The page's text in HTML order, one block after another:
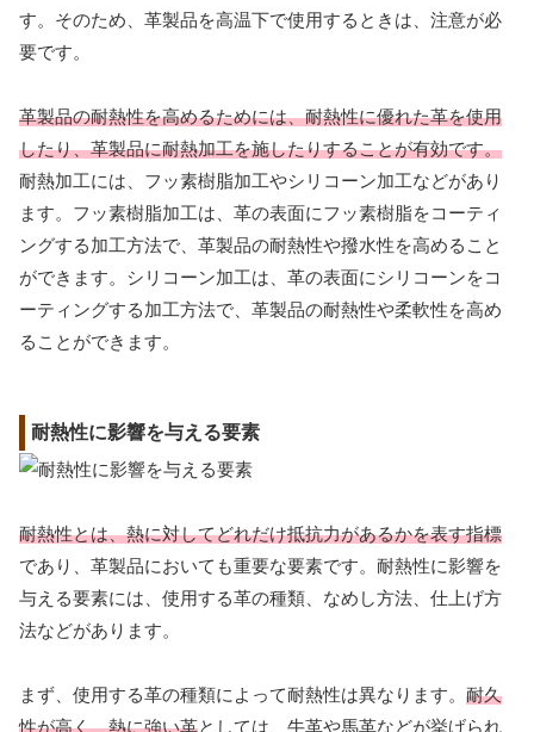
す。そのため、革製品を高温下で使用するときは、注意が必
要です。
革製品の耐熱性を高めるためには、耐熱性に優れた革を使用
したり、革製品に耐熱加工を施したりすることが有効です。
耐熱加工には、フッ素樹脂加工やシリコーン加工などがあり
ます。フッ素樹脂加工は、革の表面にフッ素樹脂をコーティ
ングする加工方法で、革製品の耐熱性や撥水性を高めること
ができます。シリコーン加工は、革の表面にシリコーンをコ
ーティングする加工方法で、革製品の耐熱性や柔軟性を高め
ることができます。
耐熱性に影響を与える要素
耐熱性とは、熱に対してどれだけ抵抗力があるかを表す指標
であり、革製品においても重要な要素です。耐熱性に影響を
与える要素には、使用する革の種類、なめし方法、仕上げ方
法などがあります。
まず、使用する革の種類によって耐熱性は異なります。 耐久
性が高く、熱に強い革としては、牛革や馬革などが挙げられ